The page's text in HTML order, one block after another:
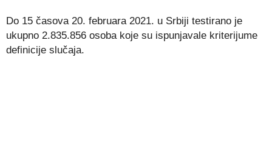
Do 15 časova 20. februara 2021. u Srbiji testirano je
ukupno 2.835.856 osoba koje su ispunjavale kriterijume
definicije slučaja.